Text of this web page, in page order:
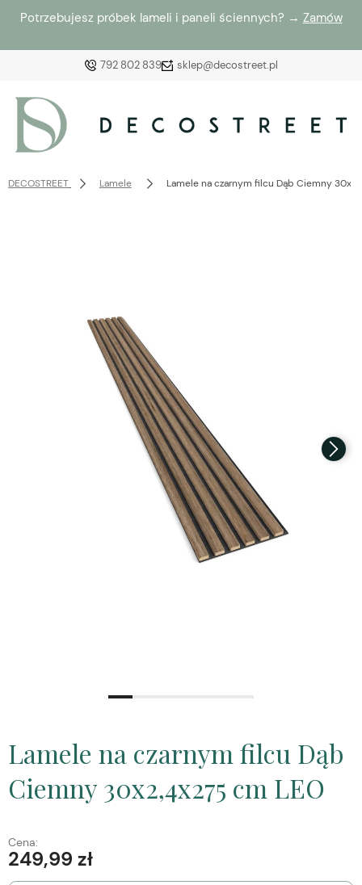
Potrzebujesz próbek lameli i paneli ściennych? → Zamów
792 802 839 sklep@decostreet.pl
DECOSTREET Lamele Lamele na czarnym filcu Dąb Ciemny
Lamele na czarnym filcu Dąb
Ciemny 30x2,4x275 cm LEO
Cena:
249,99 zł